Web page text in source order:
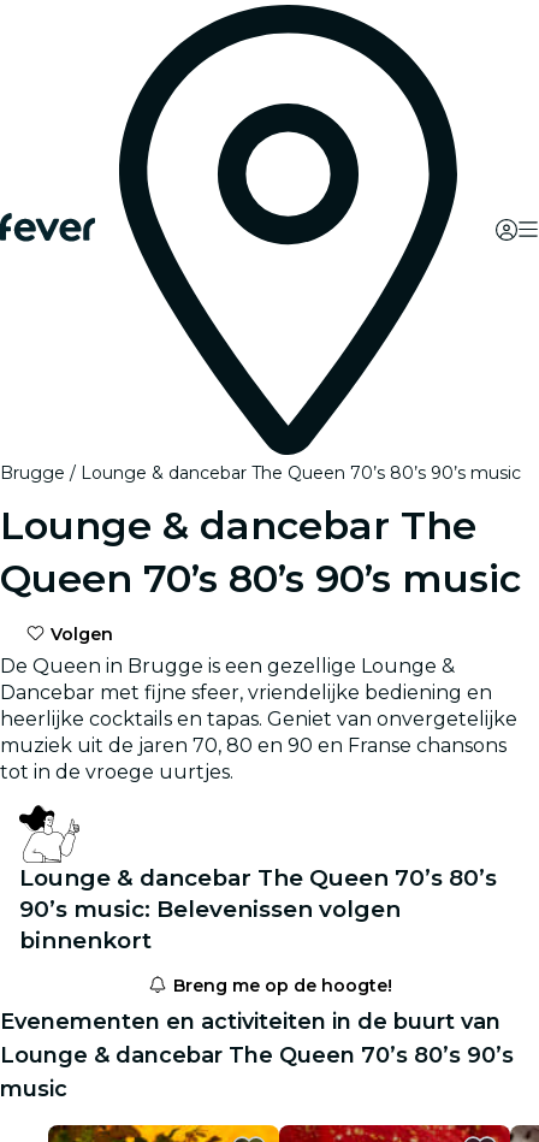
Brugge Lounge & dancebar The Queen 70’s 80’s 90’s music
Lounge & dancebar The
Queen 70’s 80’s 90’s music
Volgen
De Queen in Brugge is een gezellige Lounge &
Dancebar met fijne sfeer, vriendelijke bediening en
heerlijke cocktails en tapas. Geniet van onvergetelijke
muziek uit de jaren 70, 80 en 90 en Franse chansons
tot in de vroege uurtjes.
Lounge & dancebar The Queen 70’s 80’s
90’s music: Belevenissen volgen
binnenkort
Breng me op de hoogte!
Evenementen en activiteiten in de buurt van
Lounge & dancebar The Queen 70’s 80’s 90’s
music